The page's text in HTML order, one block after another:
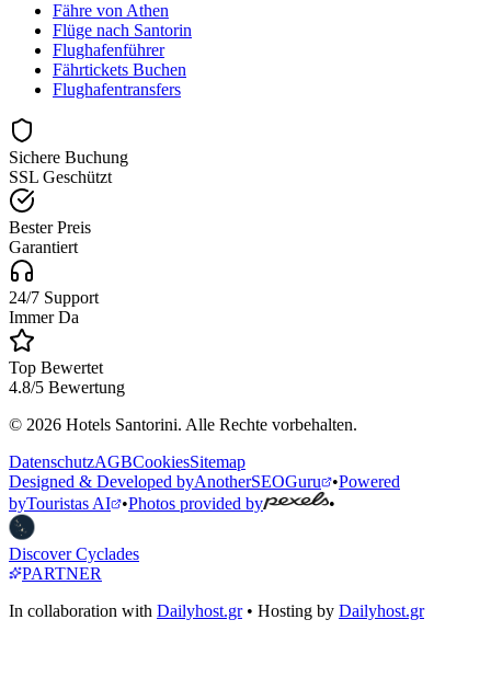
Fähre von Athen
Flüge nach Santorin
Flughafenführer
Fährtickets Buchen
Flughafentransfers
Sichere Buchung
SSL Geschützt
Bester Preis
Garantiert
24/7 Support
Immer Da
Top Bewertet
4.8/5 Bewertung
© 2026 Hotels Santorini. Alle Rechte vorbehalten.
DatenschutzAGBCookiesSitemap
Designed & Developed byAnotherSEOGuru •Powered
byTouristas AI •Photos provided by •
Discover Cyclades
PARTNER
In collaboration with Dailyhost.gr• Hosting by Dailyhost.gr